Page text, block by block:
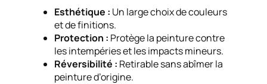
Esthétique : Un large choix de couleurs
et de finitions.
Protection : Protège la peinture contre
les intempéries et les impacts mineurs.
Réversibilité : Retirable sans abîmer la
peinture d’origine.